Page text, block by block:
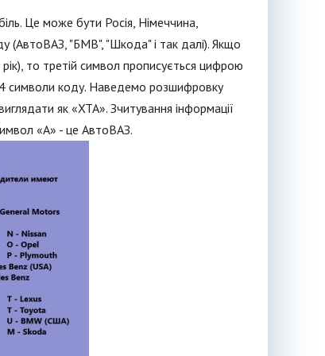
Це може бути Росія, Німеччина,
(АвтоВАЗ, "БМВ", "Шкода" і так далі). Якщо
то третій символ прописується цифрою
символи коду. Наведемо розшифровку
як «XTA». Зчитування інформації
«A» - це АвтоВАЗ.